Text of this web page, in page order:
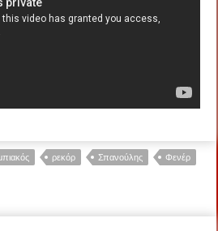
ρεκόρ Σπανούλης Φενέρ